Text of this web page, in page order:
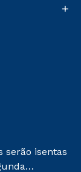
+
serão isentas